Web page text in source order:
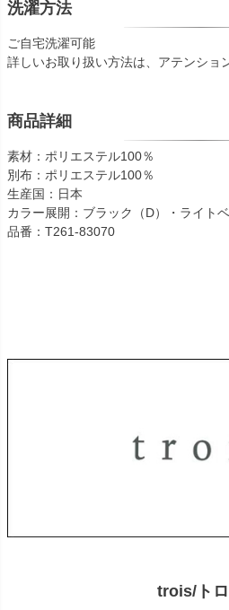
洗濯方法
ご自宅洗濯可能
詳しいお取り扱い方法は、アテンショ
商品詳細
素材：ポリエステル100％
別布：ポリエステル100％
生産国：日本
カラー展開：ブラック（D）・ライトベ
品番：T261-83070
trois/ト